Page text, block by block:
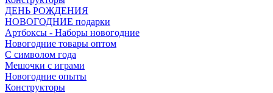
ДЕНЬ РОЖДЕНИЯ
НОВОГОДНИЕ подарки
Артбоксы - Наборы новогодние
Новогодние товары оптом
С символом года
Мешочки с играми
Новогодние опыты
Конструкторы